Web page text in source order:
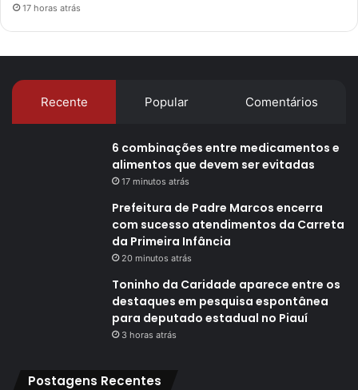
17 horas atrás
Recente Popular Comentários
6 combinações entre medicamentos e
alimentos que devem ser evitadas
17 minutos atrás
Prefeitura de Padre Marcos encerra
com sucesso atendimentos da Carreta
da Primeira Infância
20 minutos atrás
Toninho da Caridade aparece entre os
destaques em pesquisa espontânea
para deputado estadual no Piauí
3 horas atrás
Postagens Recentes